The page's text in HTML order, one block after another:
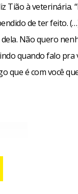
Tião à veterinária.
de ter feito.
Não quero
quando falo pra
que é com você